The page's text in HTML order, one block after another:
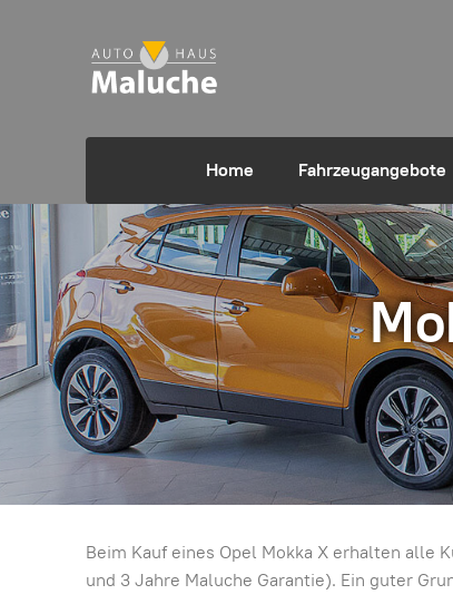
Home Fahrzeugangebote
Beim Kauf eines Opel Mokka X erhalten alle
und 3 Jahre Maluche Garantie). Ein guter